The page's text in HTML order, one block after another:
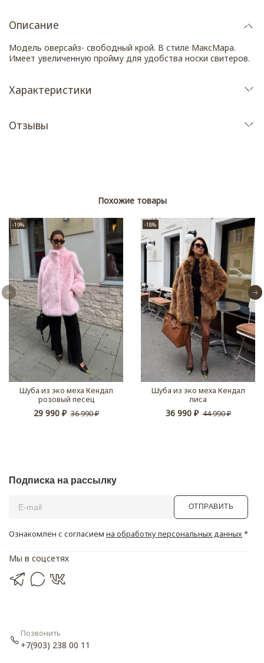
Описание
Модель оверсайз- свободный крой. В стиле МаксМара.
Имеет увеличенную пройму для удобства носки свитеров.
Характеристики
Отзывы
Похожие товары
-19%
Шуба из эко меха Кендал
розовый песец
29 990 ₽ 36 990 ₽
-18%
Шуба из эко меха Кендал
лиса
36 990 ₽ 44 990 ₽
Подписка на рассылку
ОТПРАВИТЬ
Ознакомлен с согласием на обработку персональных данных*
Мы в соцсетях
Позвонить
+7(903) 238 00 11